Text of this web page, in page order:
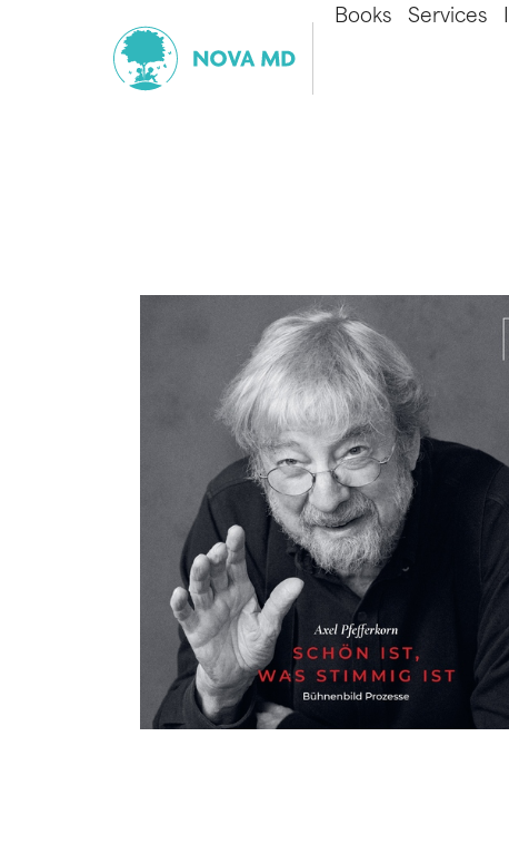
Books Services